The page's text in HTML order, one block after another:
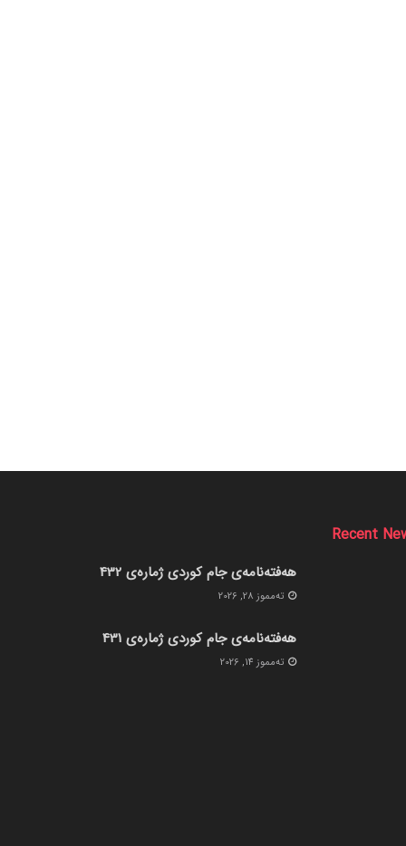
Recent
هەفتەنامەی جام کوردی ژمارەی 432
ته‌مموز 28, 2026
هەفتەنامەی جام کوردی ژمارەی 431
ته‌مموز 14, 2026